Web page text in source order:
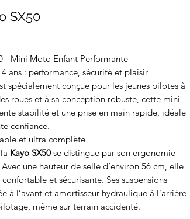
SX50
- Mini Moto Enfant Performante
ans : performance, sécurité et plaisir
spécialement conçue pour les jeunes pilotes à
roues et à sa conception robuste, cette mini
stabilité et une prise en main rapide, idéale
confiance.
et ultra complète
Kayo SX50 se distingue par son ergonomie
une hauteur de selle d’environ 56 cm, elle
et sécurisante. Ses suspensions
à l’avant et amortisseur hydraulique à l’arrière
même sur terrain accidenté.